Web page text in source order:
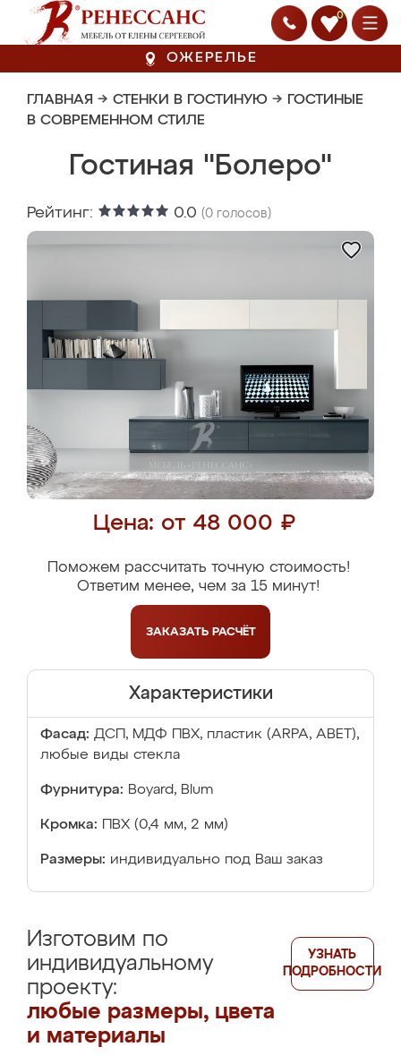
0
ОЖЕРЕЛЬЕ
ГЛАВНАЯ → СТЕНКИ В ГОСТИНУЮ → ГОСТИНЫЕ
В СОВРЕМЕННОМ СТИЛЕ
Гостиная "Болеро"
Рейтинг: 0.0 (0 голосов)
Цена: от 48 000 ₽
Поможем рассчитать точную стоимость!
Ответим менее, чем за 15 минут!
ЗАКАЗАТЬ РАСЧЁТ
Характеристики
Фасад: ДСП, МДФ ПВХ, пластик (ARPA, ABET),
любые виды стекла
Фурнитура: Boyard, Blum
Кромка: ПВХ (0,4 мм, 2 мм)
Размеры: индивидуально под Ваш заказ
Изготовим по
индивидуальному
проекту:
любые размеры, цвета
и материалы
УЗНАТЬ
ПОДРОБНОСТИ